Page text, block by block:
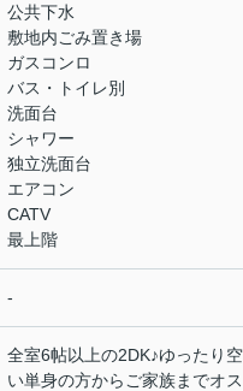
公共下水
敷地内ごみ置き場
ガスコンロ
バス・トイレ別
洗面台
シャワー
独立洗面台
エアコン
CATV
最上階
-
全室6帖以上の2DK♪ゆったり
い単身の方からご家族までオ